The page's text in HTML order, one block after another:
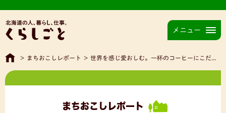
メニュー
> まちおこしレポート > 世界を感じ愛おしむ。一杯のコーヒーにこだわる珈琲専門店
まちおこしレポート